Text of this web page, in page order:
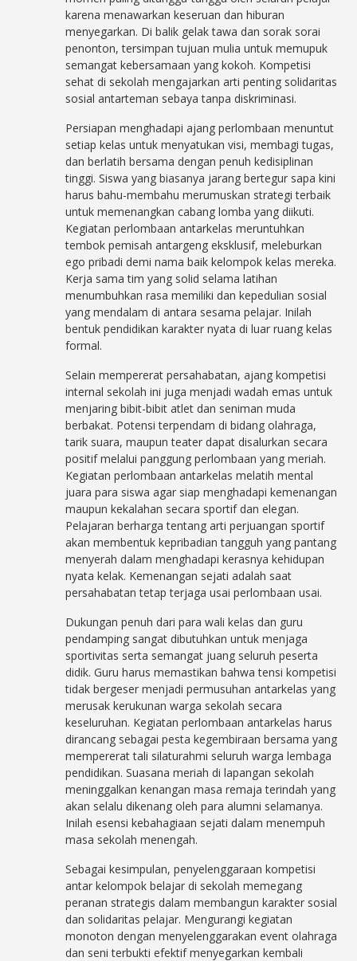
karena menawarkan keseruan dan hiburan
menyegarkan. Di balik gelak tawa dan sorak sorai
penonton, tersimpan tujuan mulia untuk memupuk
semangat kebersamaan yang kokoh. Kompetisi
sehat di sekolah mengajarkan arti penting solidaritas
sosial antarteman sebaya tanpa diskriminasi.
Persiapan menghadapi ajang perlombaan menuntut
setiap kelas untuk menyatukan visi, membagi tugas,
dan berlatih bersama dengan penuh kedisiplinan
tinggi. Siswa yang biasanya jarang bertegur sapa kini
harus bahu-membahu merumuskan strategi terbaik
untuk memenangkan cabang lomba yang diikuti.
Kegiatan perlombaan antarkelas meruntuhkan
tembok pemisah antargeng eksklusif, meleburkan
ego pribadi demi nama baik kelompok kelas mereka.
Kerja sama tim yang solid selama latihan
menumbuhkan rasa memiliki dan kepedulian sosial
yang mendalam di antara sesama pelajar. Inilah
bentuk pendidikan karakter nyata di luar ruang kelas
formal.
Selain mempererat persahabatan, ajang kompetisi
internal sekolah ini juga menjadi wadah emas untuk
menjaring bibit-bibit atlet dan seniman muda
berbakat. Potensi terpendam di bidang olahraga,
tarik suara, maupun teater dapat disalurkan secara
positif melalui panggung perlombaan yang meriah.
Kegiatan perlombaan antarkelas melatih mental
juara para siswa agar siap menghadapi kemenangan
maupun kekalahan secara sportif dan elegan.
Pelajaran berharga tentang arti perjuangan sportif
akan membentuk kepribadian tangguh yang pantang
menyerah dalam menghadapi kerasnya kehidupan
nyata kelak. Kemenangan sejati adalah saat
persahabatan tetap terjaga usai perlombaan usai.
Dukungan penuh dari para wali kelas dan guru
pendamping sangat dibutuhkan untuk menjaga
sportivitas serta semangat juang seluruh peserta
didik. Guru harus memastikan bahwa tensi kompetisi
tidak bergeser menjadi permusuhan antarkelas yang
merusak kerukunan warga sekolah secara
keseluruhan. Kegiatan perlombaan antarkelas harus
dirancang sebagai pesta kegembiraan bersama yang
mempererat tali silaturahmi seluruh warga lembaga
pendidikan. Suasana meriah di lapangan sekolah
meninggalkan kenangan masa remaja terindah yang
akan selalu dikenang oleh para alumni selamanya.
Inilah esensi kebahagiaan sejati dalam menempuh
masa sekolah menengah.
Sebagai kesimpulan, penyelenggaraan kompetisi
antar kelompok belajar di sekolah memegang
peranan strategis dalam membangun karakter sosial
dan solidaritas pelajar. Mengurangi kegiatan
monoton dengan menyelenggarakan event olahraga
dan seni terbukti efektif menyegarkan kembali